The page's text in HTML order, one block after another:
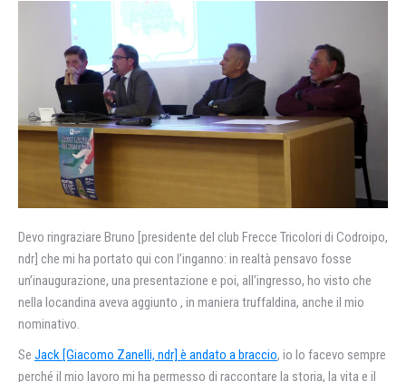
Devo ringraziare Bruno [presidente del club Frecce Tricolori di Codroipo,
ndr] che mi ha portato qui con l’inganno: in realtà pensavo fosse
un’inaugurazione, una presentazione e poi, all’ingresso, ho visto che
nella locandina aveva aggiunto , in maniera truffaldina, anche il mio
nominativo.
Se Jack [Giacomo Zanelli, ndr] è andato a braccio, io lo facevo sempre
perché il mio lavoro mi ha permesso di raccontare la storia, la vita e il